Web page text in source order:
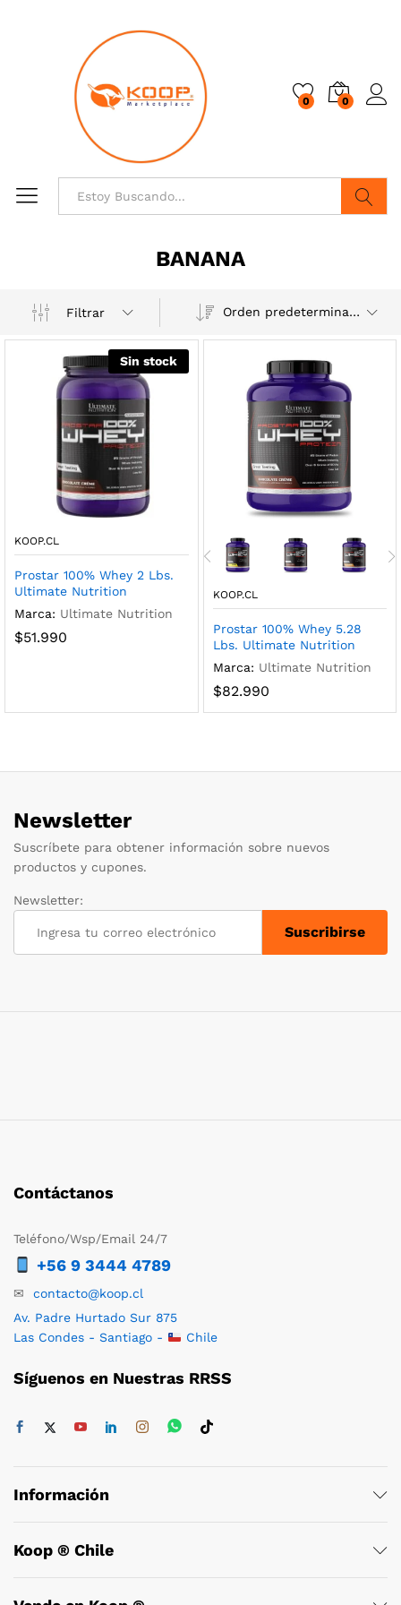
0 0
BANANA
Filtrar Orden predeterminado
Sin stock
KOOP.CL
Prostar 100% Whey 2 Lbs.
Ultimate Nutrition
Marca: Ultimate Nutrition
$51.990
KOOP.CL
Prostar 100% Whey 5.28
Lbs. Ultimate Nutrition
Marca: Ultimate Nutrition
$82.990
Newsletter
Suscríbete para obtener información sobre nuevos
productos y cupones.
Newsletter:
Contáctanos
Teléfono/Wsp/Email 24/7
+56 9 3444 4789
✉ contacto@koop.cl
Av. Padre Hurtado Sur 875
Las Condes - Santiago -
Chile
Síguenos en Nuestras RRSS
Información
Koop ® Chile